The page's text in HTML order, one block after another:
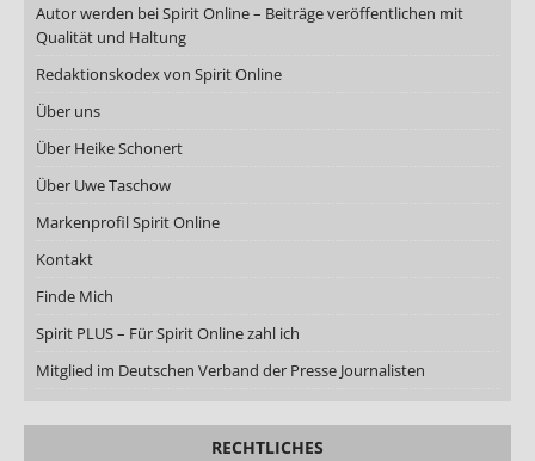
Autor werden bei Spirit Online – Beiträge veröffentlichen mit
Qualität und Haltung
Redaktionskodex von Spirit Online
Über uns
Über Heike Schonert
Über Uwe Taschow
Markenprofil Spirit Online
Kontakt
Finde Mich
Spirit PLUS – Für Spirit Online zahl ich
Mitglied im Deutschen Verband der Presse Journalisten
RECHTLICHES